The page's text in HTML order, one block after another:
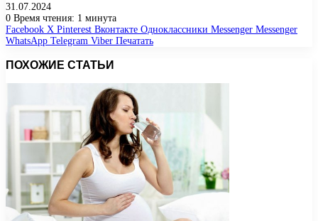
31.07.2024
0 Время чтения: 1 минута
Facebook X Pinterest Вконтакте Одноклассники Messenger Messenger
WhatsApp Telegram Viber Печатать
ПОХОЖИЕ СТАТЬИ